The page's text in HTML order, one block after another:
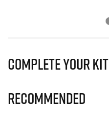
Complete Your Kit
Recommended